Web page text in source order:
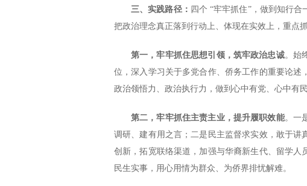
三、实践路径： 四个 “牢牢抓住”，做到知行
把政治理念真正落到行动上、体现在实效上，重点
第一，牢牢抓住思想引领，筑牢政治忠诚。始
位，深入学习关于多党合作、侨务工作的重要论述
政治领悟力、政治执行力，做到心中有党、心中有
第二，牢牢抓住主责主业，提升履职效能。 一
调研、建有用之言；二是民主监督求实效，敢于
创新，拓宽联络渠道，加强与华裔新生代、留学
民生实事，用心用情为群众、为侨界排忧解难。